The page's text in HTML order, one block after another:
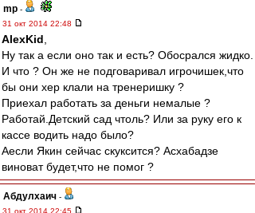
mp -
31 окт 2014 22:48
AlexKid
Ну так а если оно так и есть? Обосрался жидко.
И что ? Он же не подговаривал игрочишек,что
бы они хер клали на тренеришку ?
Приехал работать за деньги немалые ?
Работай.Детский сад чтоль? Или за руку его к
кассе водить надо было?
Аесли Якин сейчас скуксится? Асхабадзе
виноват будет,что не помог ?
Абдулхаич -
31 окт 2014 22:45